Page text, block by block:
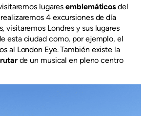
lugaresemblemáticos del
4 excursiones de día
visitaremos Londres y sus lugares
esta ciudad como, por ejemplo, el
al London Eye. También existe la
de un musical en pleno centro